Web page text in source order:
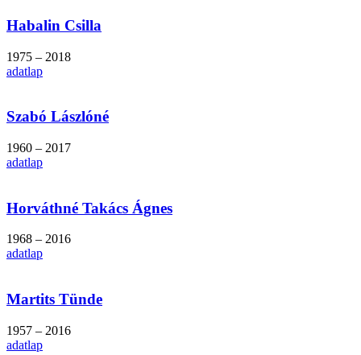
Habalin Csilla
1975 – 2018
adatlap
Szabó Lászlóné
1960 – 2017
adatlap
Horváthné Takács Ágnes
1968 – 2016
adatlap
Martits Tünde
1957 – 2016
adatlap